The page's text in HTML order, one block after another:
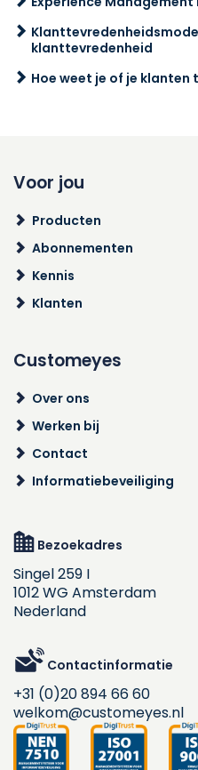
klanttevredenheid
Hoe weet je of je klanten
Voor jou
Producten
Abonnementen
Kennis
Klanten
Customeyes
Over ons
Werken bij
Contact
Informatiebeveiliging
Bezoekadres
Singel 259 I
1012 WG Amsterdam
Nederland
Contactinformatie
+31 (0)20 894 66 60
welkom@customeyes.nl